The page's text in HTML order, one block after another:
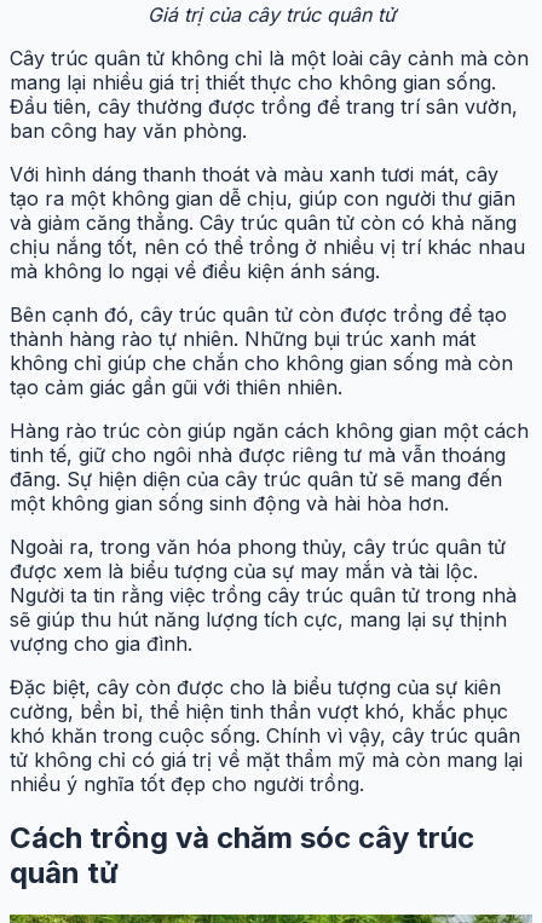
Giá trị của cây trúc quân tử
Cây trúc quân tử không chỉ là một loài cây cảnh mà còn
mang lại nhiều giá trị thiết thực cho không gian sống.
Đầu tiên, cây thường được trồng để trang trí sân vườn,
ban công hay văn phòng.
Với hình dáng thanh thoát và màu xanh tươi mát, cây
tạo ra một không gian dễ chịu, giúp con người thư giãn
và giảm căng thẳng. Cây trúc quân tử còn có khả năng
chịu nắng tốt, nên có thể trồng ở nhiều vị trí khác nhau
mà không lo ngại về điều kiện ánh sáng.
Bên cạnh đó, cây trúc quân tử còn được trồng để tạo
thành hàng rào tự nhiên. Những bụi trúc xanh mát
không chỉ giúp che chắn cho không gian sống mà còn
tạo cảm giác gần gũi với thiên nhiên.
Hàng rào trúc còn giúp ngăn cách không gian một cách
tinh tế, giữ cho ngôi nhà được riêng tư mà vẫn thoáng
đãng. Sự hiện diện của cây trúc quân tử sẽ mang đến
một không gian sống sinh động và hài hòa hơn.
Ngoài ra, trong văn hóa phong thủy, cây trúc quân tử
được xem là biểu tượng của sự may mắn và tài lộc.
Người ta tin rằng việc trồng cây trúc quân tử trong nhà
sẽ giúp thu hút năng lượng tích cực, mang lại sự thịnh
vượng cho gia đình.
Đặc biệt, cây còn được cho là biểu tượng của sự kiên
cường, bền bỉ, thể hiện tinh thần vượt khó, khắc phục
khó khăn trong cuộc sống. Chính vì vậy, cây trúc quân
tử không chỉ có giá trị về mặt thẩm mỹ mà còn mang lại
nhiều ý nghĩa tốt đẹp cho người trồng.
Cách trồng và chăm sóc cây trúc
quân tử